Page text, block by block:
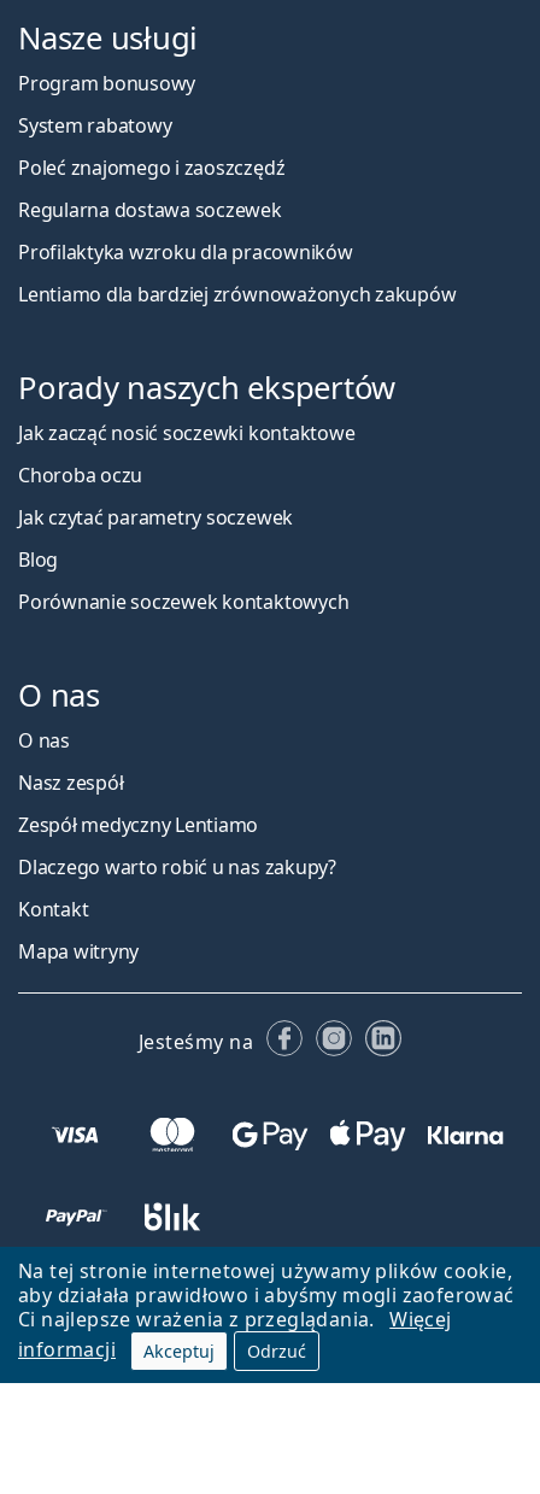
Na tej stronie internetowej używamy plików cookie,
aby działała prawidłowo i abyśmy mogli zaoferować
Ci najlepsze wrażenia z przeglądania.
Więcej
informacji
Akceptuj Odrzuć
Nasze usługi
Program bonusowy
System rabatowy
Poleć znajomego i zaoszczędź
Regularna dostawa soczewek
Profilaktyka wzroku dla pracowników
Lentiamo dla bardziej zrównoważonych zakupów
Porady naszych ekspertów
Jak zacząć nosić soczewki kontaktowe
Choroba oczu
Jak czytać parametry soczewek
Blog
Porównanie soczewek kontaktowych
O nas
O nas
Nasz zespół
Zespół medyczny Lentiamo
Dlaczego warto robić u nas zakupy?
Kontakt
Mapa witryny
Jesteśmy na FacebookuInstagramie
LinkedIn
Wróć do strony głównej